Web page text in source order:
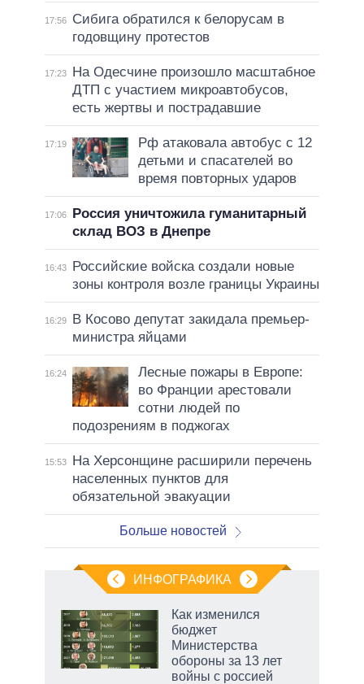
17:56
Сибига обратился к белорусам в
годовщину протестов
17:23
На Одесчине произошло масштабное
ДТП с участием микроавтобусов,
есть жертвы и пострадавшие
17:19
Рф атаковала автобус с 12
детьми и спасателей во
время повторных ударов
17:06
Россия уничтожила гуманитарный
склад ВОЗ в Днепре
16:43
Российские войска создали новые
зоны контроля возле границы Украины
16:29
В Косово депутат закидала премьер-
министра яйцами
16:24
Лесные пожары в Европе:
во Франции арестовали
сотни людей по
подозрениям в поджогах
15:53
На Херсонщине расширили перечень
населенных пунктов для
обязательной эвакуации
Больше новостей
ИНФОГРАФИКА
Как изменился
бюджет
Министерства
обороны за 13 лет
войны с россией